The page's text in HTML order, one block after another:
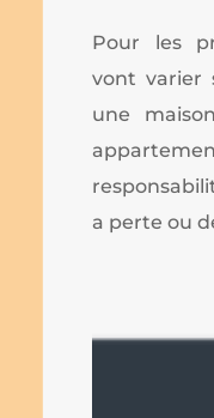
Pour les
vont varier
une
a perte ou